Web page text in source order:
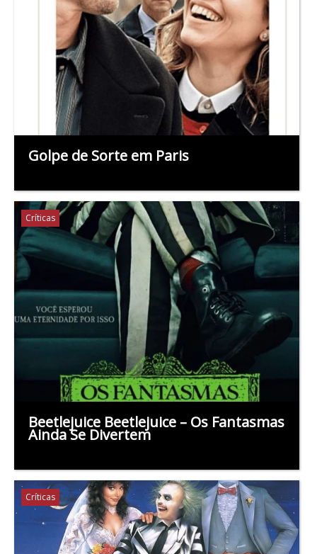
Golpe de Sorte em Paris
Críticas
Beetlejuice Beetlejuice – Os Fantasmas
Ainda Se Divertem
Críticas